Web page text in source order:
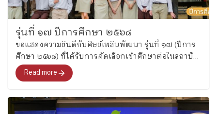
รุ่นที่ ๑๗ ปีการศึกษา ๒๕๖๘
ขอแสดงความยินดีกับศิษย์เพลินพัฒนา รุ่นที่ ๑๗ (ปีการ
ศึกษา ๒๕๖๘) ที่ได้รับการคัดเลือกเข้าศึกษาต่อในสถาบัน
อุดมศึกษา
Read more